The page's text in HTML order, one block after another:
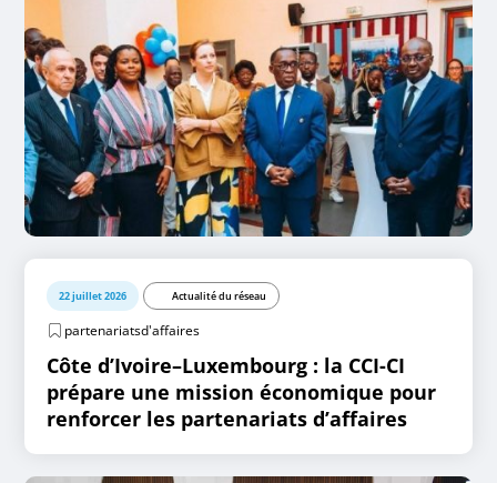
22 juillet 2026 Actualité du réseau
partenariatsd'affaires
Côte d’Ivoire–Luxembourg : la CCI-CI
prépare une mission économique pour
renforcer les partenariats d’affaires